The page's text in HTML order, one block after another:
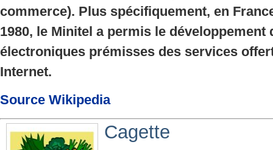
commerce). Plus spécifiquement, en
1980, le Minitel a permis le développement
électroniques prémisses des services
Internet.
Source Wikipedia
Cagette